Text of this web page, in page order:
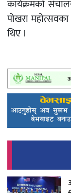
कार्यक्रमको
पोखरा
थिए ।